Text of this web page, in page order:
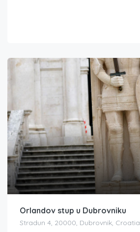
Orlandov stup u Dubrovniku
Stradun 4, 20000, Dubrovnik, Croatia